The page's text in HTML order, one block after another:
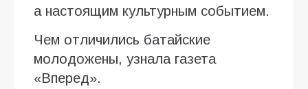
а настоящим культурным событием.
Чем отличились батайские
молодожены, узнала газета
«Вперед».